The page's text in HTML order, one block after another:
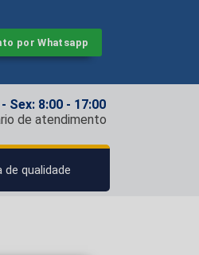
por Whatsapp
Sex: 8:00 - 17:00
de atendimento
de qualidade